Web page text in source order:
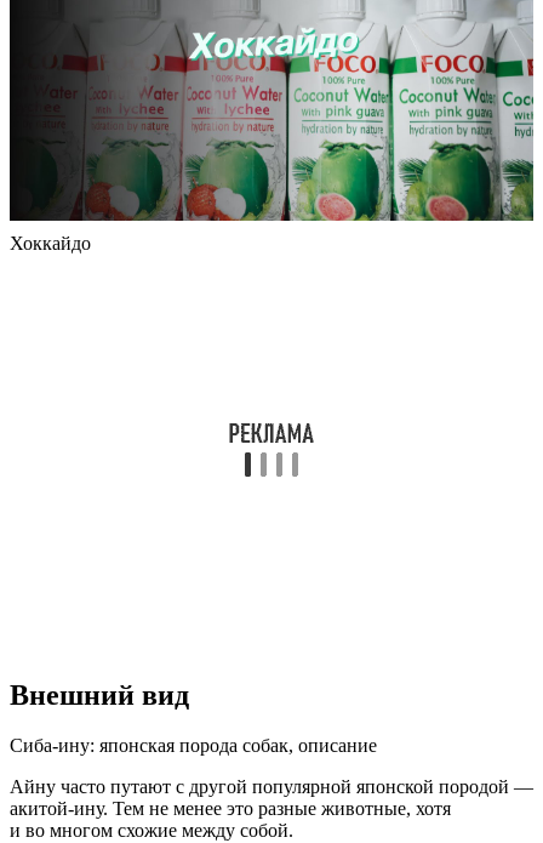
Хоккайдо
Внешний вид
Сиба-ину: японская порода собак, описание
Айну часто путают с другой популярной японской породой —
акитой-ину. Тем не менее это разные животные, хотя
и во многом схожие между собой.